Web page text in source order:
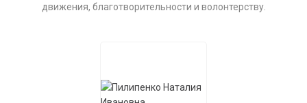
движения, благотворительности и волонтерству.